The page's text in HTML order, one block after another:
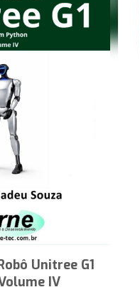
Unitree G1
IV